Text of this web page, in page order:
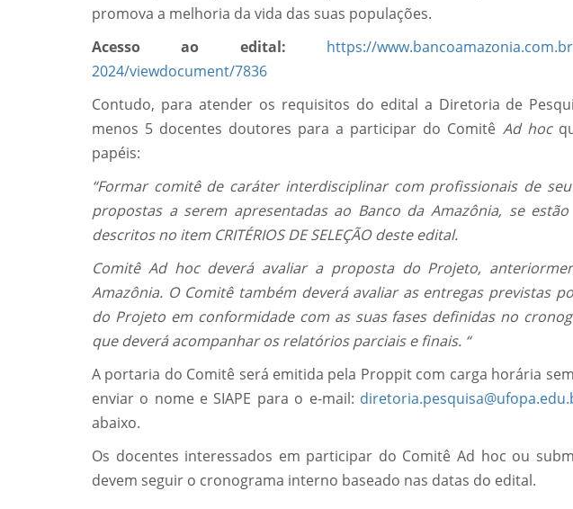
promova a melhoria da vida das suas populações.
Acesso ao edital:
https://
2024/viewdocument/7836
Contudo, para atender os requisitos do edital a Diretoria de
menos 5 docentes doutores para a participar do Comitê Ad hoc
papéis:
“Formar comitê de caráter interdisciplinar com profissionais de
propostas a serem apresentadas ao Banco da Amazônia, se
descritos no item CRITÉRIOS DE SELEÇÃO deste edital.
Comitê Ad hoc deverá avaliar a proposta do Projeto,
Amazônia. O Comitê também deverá avaliar as entregas previstas
do Projeto em conformidade com as suas fases definidas no
que deverá acompanhar os relatórios parciais e finais. “
A portaria do Comitê será emitida pela Proppit com carga horária
enviar o nome e SIAPE para o e-mail:
abaixo.
Os docentes interessados em participar do Comitê Ad hoc ou
devem seguir o cronograma interno baseado nas datas do edital.